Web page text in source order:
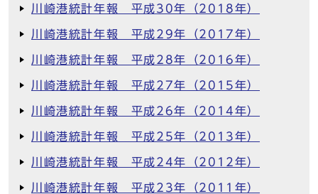
川崎港統計年報 平成30年（2018年）
川崎港統計年報 平成29年（2017年）
川崎港統計年報 平成28年（2016年）
川崎港統計年報 平成27年（2015年）
川崎港統計年報 平成26年（2014年）
川崎港統計年報 平成25年（2013年）
川崎港統計年報 平成24年（2012年）
川崎港統計年報 平成23年（2011年）